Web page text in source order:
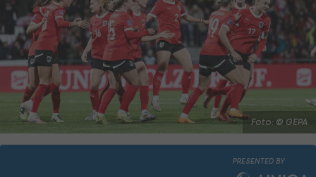
Foto: © GEPA
PRESENTED BY